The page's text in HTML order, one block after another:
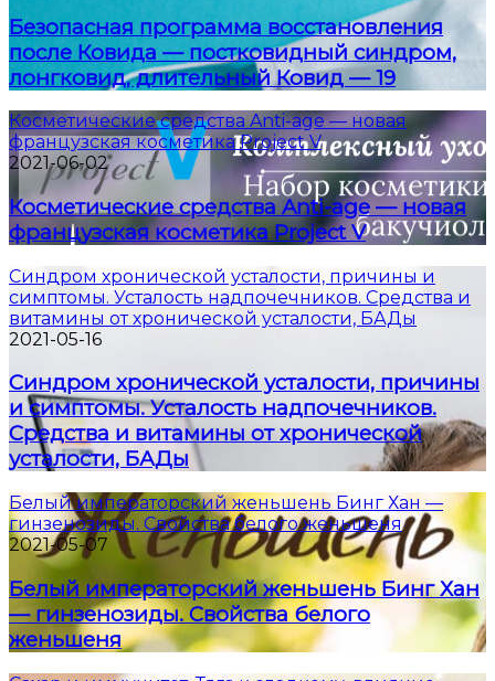
Безопасная программа восстановления
после Ковида — постковидный синдром,
лонгковид, длительный Ковид — 19
Косметические средства Anti-age — новая
французская косметика Project V
2021-06-02
Косметические средства Anti-age — новая
французская косметика Project V
Синдром хронической усталости, причины и
симптомы. Усталость надпочечников. Средства и
витамины от хронической усталости, БАДы
2021-05-16
Синдром хронической усталости, причины
и симптомы. Усталость надпочечников.
Средства и витамины от хронической
усталости, БАДы
Белый императорский женьшень Бинг Хан —
гинзенозиды. Свойства белого женьшеня
2021-05-07
Белый императорский женьшень Бинг Хан
— гинзенозиды. Свойства белого
женьшеня